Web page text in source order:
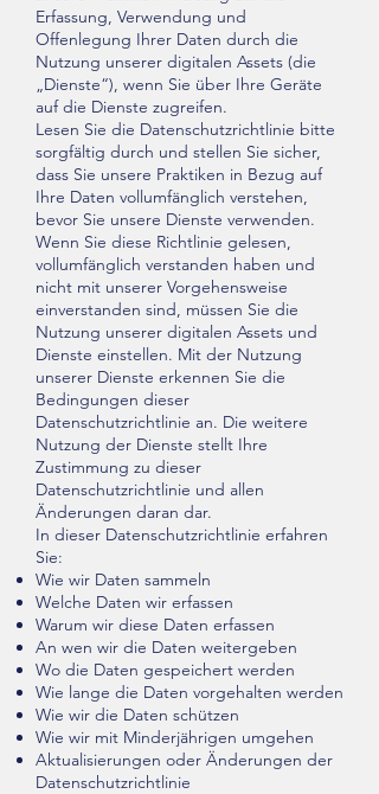
Erfassung, Verwendung und
Offenlegung Ihrer Daten durch die
Nutzung unserer digitalen Assets (die
„Dienste“), wenn Sie über Ihre Geräte
auf die Dienste zugreifen.
Lesen Sie die Datenschutzrichtlinie bitte
sorgfältig durch und stellen Sie sicher,
dass Sie unsere Praktiken in Bezug auf
Ihre Daten vollumfänglich verstehen,
bevor Sie unsere Dienste verwenden.
Wenn Sie diese Richtlinie gelesen,
vollumfänglich verstanden haben und
nicht mit unserer Vorgehensweise
einverstanden sind, müssen Sie die
Nutzung unserer digitalen Assets und
Dienste einstellen. Mit der Nutzung
unserer Dienste erkennen Sie die
Bedingungen dieser
Datenschutzrichtlinie an. Die weitere
Nutzung der Dienste stellt Ihre
Zustimmung zu dieser
Datenschutzrichtlinie und allen
Änderungen daran dar.
In dieser Datenschutzrichtlinie erfahren
Sie:
Wie wir Daten sammeln
Welche Daten wir erfassen
Warum wir diese Daten erfassen
An wen wir die Daten weitergeben
Wo die Daten gespeichert werden
Wie lange die Daten vorgehalten werden
Wie wir die Daten schützen
Wie wir mit Minderjährigen umgehen
Aktualisierungen oder Änderungen der
Datenschutzrichtlinie